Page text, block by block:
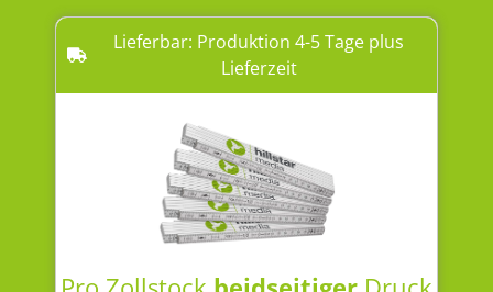
Lieferbar: Produktion 4-5 Tage plus
Lieferzeit